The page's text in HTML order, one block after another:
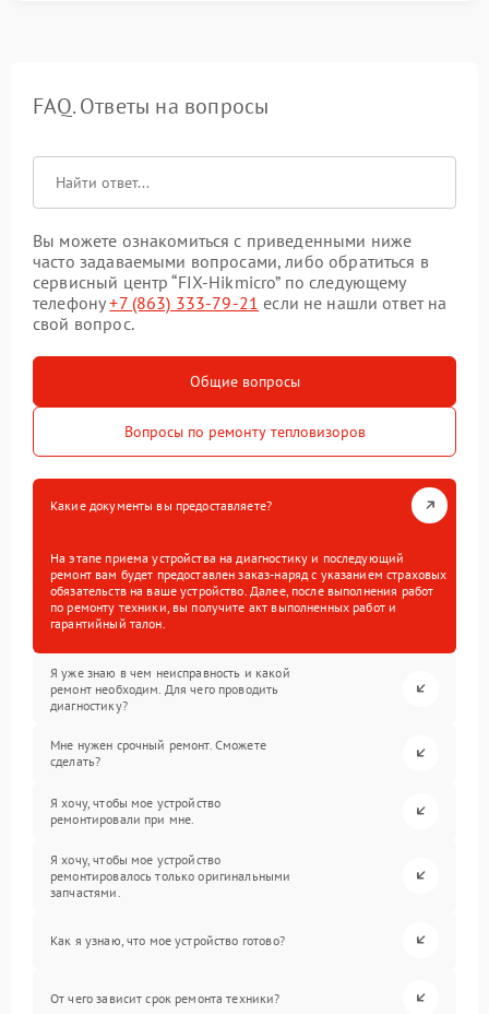
FAQ. Ответы на вопросы
Вы можете ознакомиться с приведенными ниже
часто задаваемыми вопросами, либо обратиться в
сервисный центр “FIX-Hikmicro” по следующему
телефону+7 (863) 333-79-21 если не нашли ответ на
свой вопрос.
Общие вопросы
Вопросы по ремонту тепловизоров
Какие документы вы предоставляете?
На этапе приема устройства на диагностику и последующий
ремонт вам будет предоставлен заказ-наряд с указанием страховых
обязательств на ваше устройство. Далее, после выполнения работ
по ремонту техники, вы получите акт выполненных работ и
гарантийный талон.
Я уже знаю в чем неисправность и какой
ремонт необходим. Для чего проводить
диагностику?
Мне нужен срочный ремонт. Сможете
сделать?
Я хочу, чтобы мое устройство
ремонтировали при мне.
Я хочу, чтобы мое устройство
ремонтировалось только оригинальными
запчастями.
Как я узнаю, что мое устройство готово?
От чего зависит срок ремонта техники?